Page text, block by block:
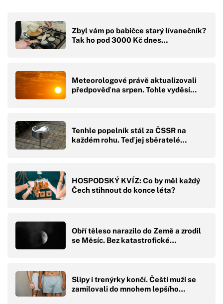
Zbyl vám po babičce starý lívanečník?
Tak ho pod 3000 Kč dnes…
Meteorologové právě aktualizovali
předpověď na srpen. Tohle vyděsí…
Tenhle popelník stál za ČSSR na
každém rohu. Teď jej sběratelé…
HOSPODSKÝ KVÍZ: Co by měl každý
Čech stihnout do konce léta?
Obří těleso narazilo do Země a zrodil
se Měsíc. Bez katastrofické…
Slipy i trenýrky končí. Čeští muži se
zamilovali do mnohem lepšího…